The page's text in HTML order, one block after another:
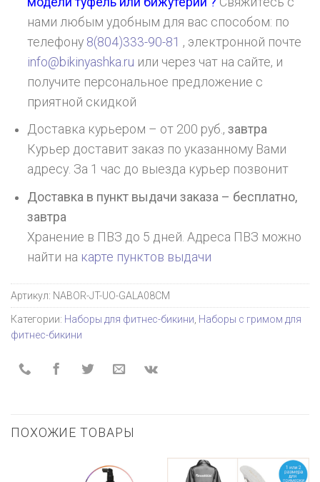
нами любым удобным для вас способом: по
телефону 8(804)333-90-81 , электронной почте
info@bikinyashka.ru или через чат на сайте, и
получите персональное предложение с
приятной скидкой
Доставка курьером – от 200 руб.,завтра
Курьер доставит заказ по указанному Вами
адресу. За 1 час до выезда курьер позвонит
Доставка в пункт выдачи заказа – бесплатно,
завтра
Хранение в ПВЗ до 5 дней. Адреса ПВЗ можно
найти на карте пунктов выдачи
Артикул: NABOR-JT-UO-GALA08CM
Категории: Наборы для фитнес-бикини Наборы с гримом для
фитнес-бикини
ПОХОЖИЕ ТОВАРЫ